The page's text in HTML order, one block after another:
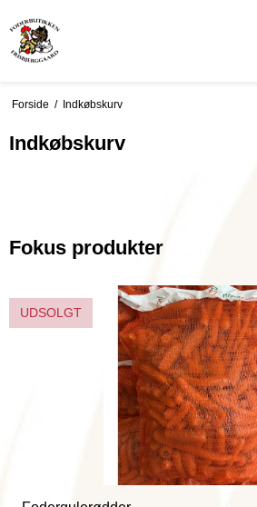
Forside / Indkøbskurv
Indkøbskurv
Fokus produkter
UDSOLGT